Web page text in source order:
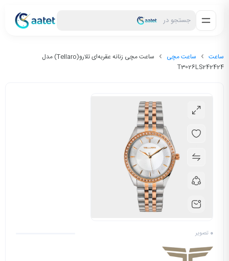
جستجو در
ساعت ساعت مچی
ساعت مچی زنانه عقربه‌ای تلارو(Tellaro) مدل
T3026LS242424
0 تصویر